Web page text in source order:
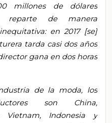
millones de dólares
reparte de manera
en 2017 [se]
tarda casi dos años
gana en dos horas
de la moda, los
son China,
Vietnam, Indonesia y